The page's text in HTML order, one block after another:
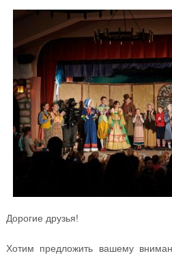
Дорогие друзья!
Хотим предложить вашему